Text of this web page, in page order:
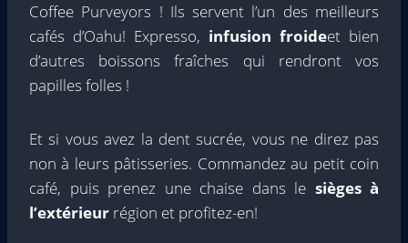
Coffee Purveyors ! Ils servent l’un des meilleurs
cafés d’Oahu! Expresso, infusion froideet bien
d’autres boissons fraîches qui rendront vos
papilles folles !
Et si vous avez la dent sucrée, vous ne direz pas
non à leurs pâtisseries. Commandez au petit coin
café, puis prenez une chaise dans le sièges à
l’extérieur région et profitez-en!